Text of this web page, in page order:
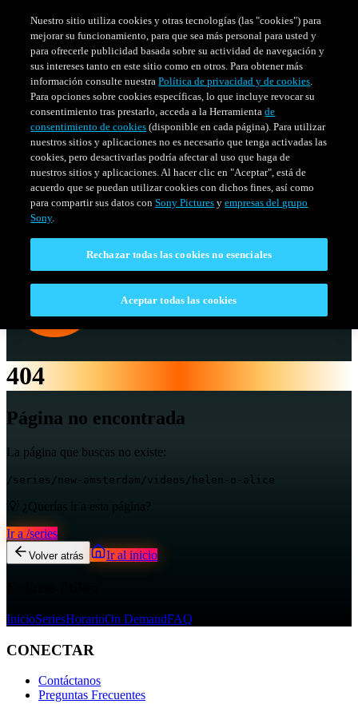
SERIESHORARIO
Venezuela
404
Página no encontrada
La página que buscas no existe:
/series/new-amsterdam/videos/helen-o-alice
💡 ¿Querías ir a esta página?
Ir a /series
Volver atrás Ir al inicio
InicioSeriesHorarioOn DemandFAQ
CONECTAR
Contáctanos
Preguntas Frecuentes
Nuestro sitio utiliza cookies y otras tecnologías (las "cookies") para
mejorar su funcionamiento, para que sea más personal para usted y
para ofrecerle publicidad basada sobre su actividad de navegación y
sus intereses tanto en este sitio como en otros. Para obtener más
información consulte nuestraPolítica de privacidad y de cookies.
Para opciones sobre cookies específicas, lo que incluye revocar su
consentimiento tras prestarlo, acceda a la Herramientade
consentimiento de cookies (disponible en cada página). Para utilizar
nuestros sitios y aplicaciones no es necesario que tenga activadas las
cookies, pero desactivarlas podría afectar al uso que haga de
nuestros sitios y aplicaciones. Al hacer clic en "Aceptar", está de
acuerdo que se puedan utilizar cookies con dichos fines, así como
para compartir sus datos conSony Pictures yempresas del grupo
Sony.
Rechazar todas las cookies no esenciales
Aceptar todas las cookies